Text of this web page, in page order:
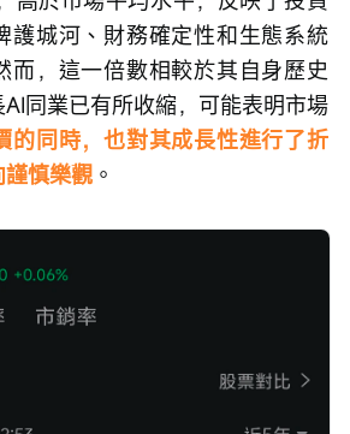
護城河、財務確定性和生態系統
而，這一倍數相較於其自身歷史
同業已有所收縮，可能表明市場
的同時，也對其成長性進行了折
慎樂觀 。